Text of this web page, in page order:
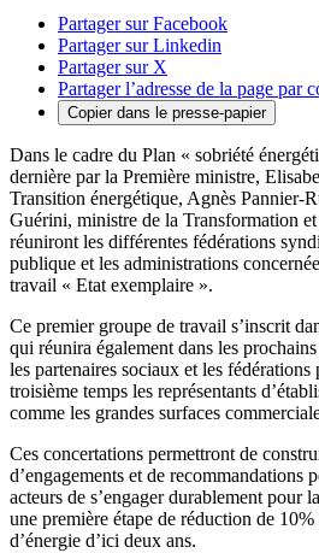
Partager sur Facebook
Partager sur Linkedin
Partager sur X
Partager l’adresse de la page par
Copier dans le presse-papier
Dans le cadre du Plan « sobriété
dernière par la Première ministre,
Transition énergétique, Agnès Pannier-
Guérini, ministre de la Transformation
réuniront les différentes fédérations
publique et les administrations
travail « Etat exemplaire ».
Ce premier groupe de travail s’inscrit
qui réunira également dans les
les partenaires sociaux et les
troisième temps les représentants
comme les grandes surfaces
Ces concertations permettront de
d’engagements et de recommandations
acteurs de s’engager durablement pour
une première étape de réduction de
d’énergie d’ici deux ans.